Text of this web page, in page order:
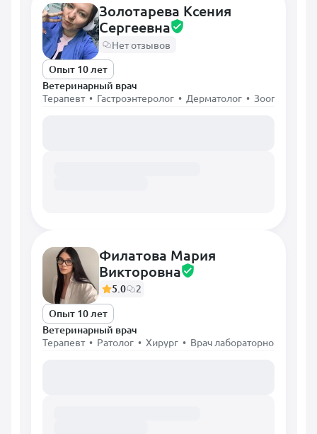
Золотарева Ксения
Сергеевна
Нет отзывов
Опыт 10 лет
Ветеринарный врач
Терапевт • Гастроэнтеролог • Дерматолог •
Филатова Мария
Викторовна
5.0
2
Опыт 10 лет
Ветеринарный врач
Терапевт • Ратолог • Хирург • Врач лабораторной